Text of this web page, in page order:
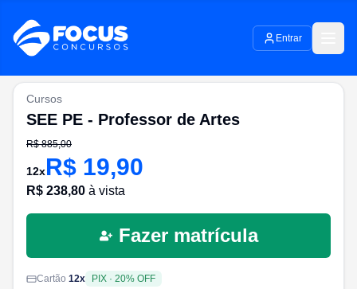
Entrar
Cursos
SEE PE - Professor de Artes
R$885,00
12xR$ 19,90
R$ 238,80 à vista
Fazer matrícula
Cartão 12x PIX · 20% OFF